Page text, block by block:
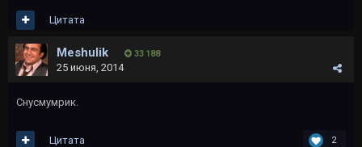
Цитата
Meshulik 33 188
25 июня, 2014
Снусмумрик.
2
Цитата